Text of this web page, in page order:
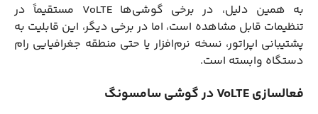
به همین دلیل، در برخی گوشی‌ها VoLTE مستقیماً در
تنظیمات قابل مشاهده است، اما در برخی دیگر، این قابلیت به
پشتیبانی اپراتور، نسخه نرم‌افزار یا حتی منطقه جغرافیایی رام
دستگاه وابسته است.
فعالسازی VoLTE در گوشی سامسونگ